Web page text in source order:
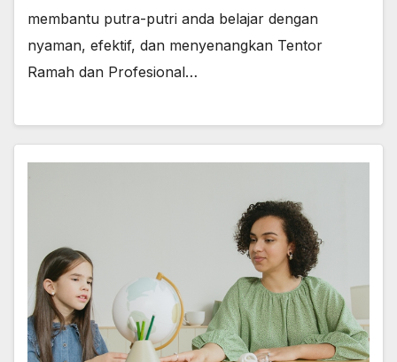
membantu putra-putri anda belajar dengan
nyaman, efektif, dan menyenangkan Tentor
Ramah dan Profesional…